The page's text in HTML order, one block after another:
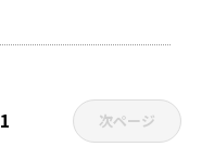
1 次ページ